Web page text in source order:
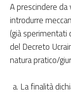
A prescindere da
introdurre
(già sperimentati
del Decreto
natura pratico/
La finalità